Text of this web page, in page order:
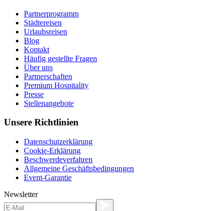
Partnerprogramm
Städtereisen
Urlaubsreisen
Blog
Kontakt
Häufig gestellte Fragen
Über uns
Partnerschaften
Premium Hospitality
Presse
Stellenangebote
Unsere Richtlinien
Datenschutzerklärung
Cookie-Erklärung
Beschwerdeverfahren
Allgemeine Geschäftsbedingungen
Event-Garantie
Newsletter